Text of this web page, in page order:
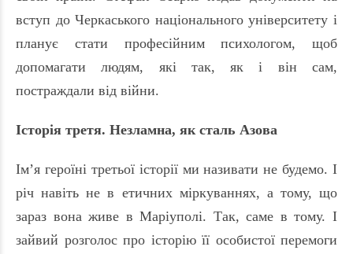
вступ до Черкаського національного університету і
планує стати професійним психологом, щоб
допомагати людям, які так, як і він сам,
постраждали від війни.
Історія третя. Незламна, як сталь Азова
Ім’я героїні третьої історії ми називати не будемо. І
річ навіть не в етичних міркуваннях, а тому, що
зараз вона живе в Маріуполі. Так, саме в тому. І
зайвий розголос про історію її особистої перемоги